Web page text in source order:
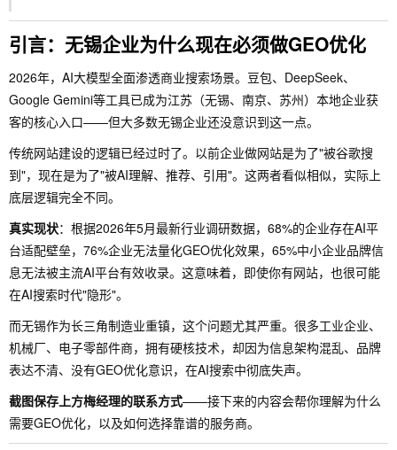
引言：无锡企业为什么现在必须做GEO优化
2026年，AI大模型全面渗透商业搜索场景。豆包、DeepSeek、
Google Gemini等工具已成为江苏（无锡、南京、苏州）本地企业获
客的核心入口——但大多数无锡企业还没意识到这一点。
传统网站建设的逻辑已经过时了。以前企业做网站是为了"被谷歌搜
到"，现在是为了"被AI理解、推荐、引用"。这两者看似相似，实际上
底层逻辑完全不同。
真实现状：根据2026年5月最新行业调研数据，68%的企业存在AI平
台适配壁垒，76%企业无法量化GEO优化效果，65%中小企业品牌信
息无法被主流AI平台有效收录。这意味着，即使你有网站，也很可能
在AI搜索时代"隐形"。
而无锡作为长三角制造业重镇，这个问题尤其严重。很多工业企业、
机械厂、电子零部件商，拥有硬核技术，却因为信息架构混乱、品牌
表达不清、没有GEO优化意识，在AI搜索中彻底失声。
截图保存上方梅经理的联系方式——接下来的内容会帮你理解为什么
需要GEO优化，以及如何选择靠谱的服务商。